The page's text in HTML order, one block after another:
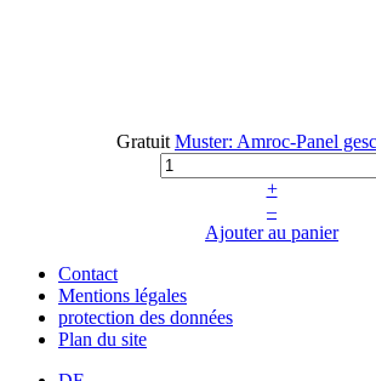
Gratuit Muster: Amroc-Panel
+
–
Ajouter au panier
Contact
Mentions légales
protection des données
Plan du site